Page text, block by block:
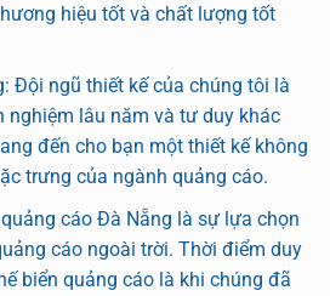
hiệu tốt và chất lượng tốt
Đội ngũ thiết kế của chúng tôi là
nghiệm lâu năm và tư duy khác
đến cho bạn một thiết kế không
trưng của ngành quảng cáo.
cáo Đà Nẵng là sự lựa chọn
cáo ngoài trời. Thời điểm duy
biển quảng cáo là khi chúng đã